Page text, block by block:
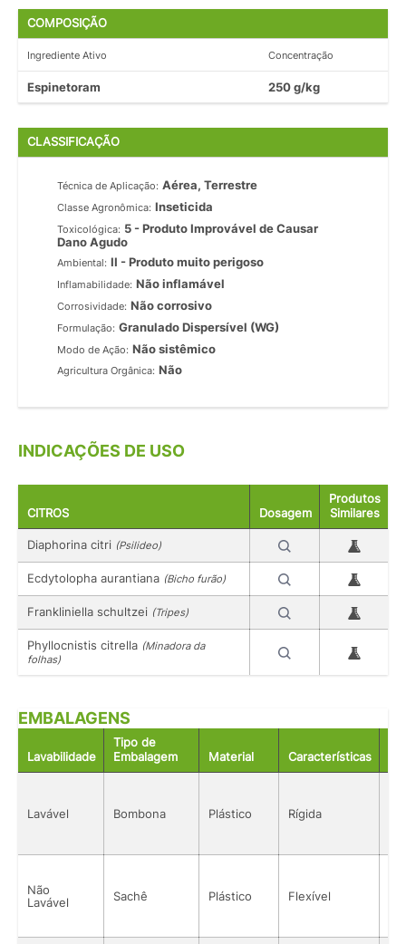
COMPOSIÇÃO
Ingrediente Ativo Concentração
Espinetoram 250 g/kg
CLASSIFICAÇÃO
Técnica de Aplicação: Aérea, Terrestre
Classe Agronômica: Inseticida
Toxicológica: 5 - Produto Improvável de Causar
Dano Agudo
Ambiental: II - Produto muito perigoso
Inflamabilidade: Não inflamável
Corrosividade: Não corrosivo
Formulação: Granulado Dispersível (WG)
Modo de Ação: Não sistêmico
Agricultura Orgânica: Não
INDICAÇÕES DE USO
CITROS Dosagem
Produtos
Similares
Diaphorina citri (Psilideo)
Ecdytolopha aurantiana (Bicho furão)
Frankliniella schultzei (Tripes)
Phyllocnistis citrella (Minadora da
folhas)
EMBALAGENS
Lavabilidade
Tipo de
Embalagem
Material Características
Lavável Bombona Plástico Rígida
Não
Lavável
Sachê Plástico Flexível